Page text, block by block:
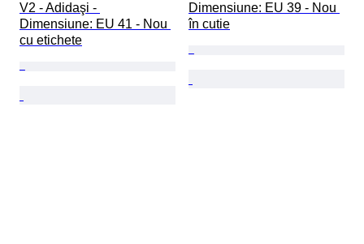
V2 - Adidaşi -
Dimensiune: EU 41 - Nou
cu etichete
Dimensiune: EU 39 - Nou
în cutie